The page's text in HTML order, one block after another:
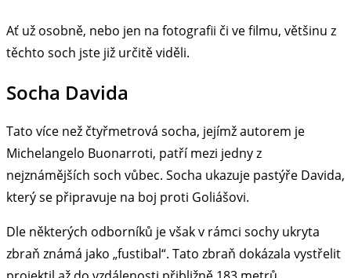
Ať už osobně, nebo jen na fotografii či ve filmu, většinu z
těchto soch jste již určitě viděli.
Socha Davida
Tato více než čtyřmetrová socha, jejímž autorem je
Michelangelo Buonarroti, patří mezi jedny z
nejznámějších soch vůbec. Socha ukazuje pastýře Davida,
který se připravuje na boj proti Goliášovi.
Dle některých odborníků je však v rámci sochy ukryta
zbraň známá jako „fustibal“. Tato zbraň dokázala vystřelit